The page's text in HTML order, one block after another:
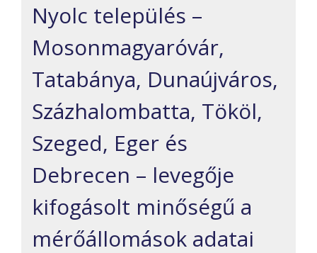
Nyolc település –
Mosonmagyaróvár,
Tatabánya, Dunaújváros,
Százhalombatta, Tököl,
Szeged, Eger és
Debrecen – levegője
kifogásolt minőségű a
mérőállomások adatai